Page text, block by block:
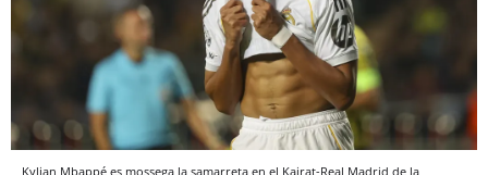
Kylian Mbappé es mossega la samarreta en el Kairat-Real Madrid de la